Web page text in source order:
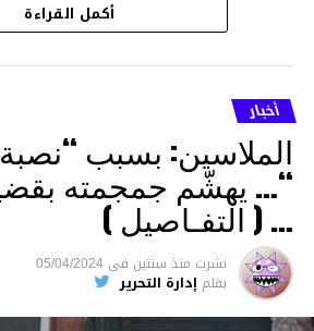
ووفقا لتقرير الطبيب الشرعي،
متأثرة بصدمة في الدماغ،
أنفها مكسورة وكانت هناك
وجهها ورأسها وذراعيها ويديها.
ويواجه
والقتل باستخدام العنف
السجن لمدة تصل إلى 20 عاما.
الأخبار
أكمل القراءة
أخبار
الملاسين: بسبب
“… يهشّم جمجمته
… ( التفـاصيل )
نشرت منذ سنتين فى 05/04/2024
بقلم إدارة التحرير